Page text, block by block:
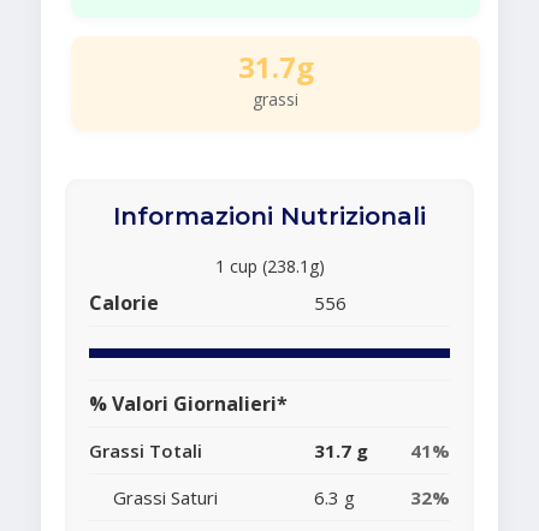
31.7g
grassi
Informazioni Nutrizionali
1 cup (238.1g)
Calorie 556
% Valori Giornalieri*
Grassi Totali 31.7 g
41%
Grassi Saturi
6.3 g
32%